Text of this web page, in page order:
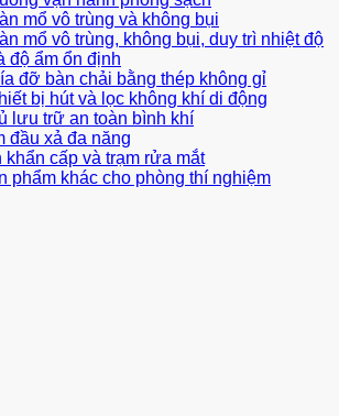
mổ vô trùng và không bụi
mổ vô trùng, không bụi, duy trì nhiệt độ
độ ẩm ổn định
đỡ bàn chải bằng thép không gỉ
bị hút và lọc không khí di động
lưu trữ an toàn bình khí
đầu xả đa năng
khẩn cấp và trạm rửa mắt
phẩm khác cho phòng thí nghiệm